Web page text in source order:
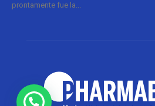
prontamente fue la...